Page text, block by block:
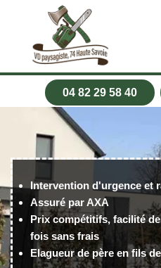
04 82 29 58 40
Intervention d'urgence et
Assuré par AXA
Prix compétitifs, facilité
fois sans frais
Elagueur de père en fils